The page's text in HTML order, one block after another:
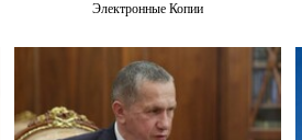
Электронные Копии